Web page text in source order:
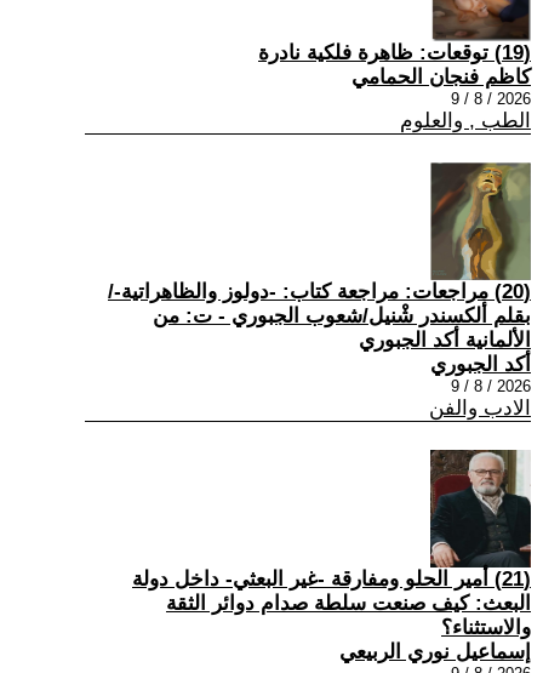
(19) توقعات: ظاهرة فلكية نادرة
كاظم فنجان الحمامي
2026 / 8 / 9
الطب , والعلوم
(20) مراجعات: مراجعة كتاب: -دولوز والظاهراتية-/
بقلم ألكسندر شْنيل/شعوب الجبوري - ت: من
الألمانية أكد الجبوري
أكد الجبوري
2026 / 8 / 9
الادب والفن
(21) أمير الحلو ومفارقة -غير البعثي- داخل دولة
البعث: كيف صنعت سلطة صدام دوائر الثقة
والاستثناء؟
إسماعيل نوري الربيعي